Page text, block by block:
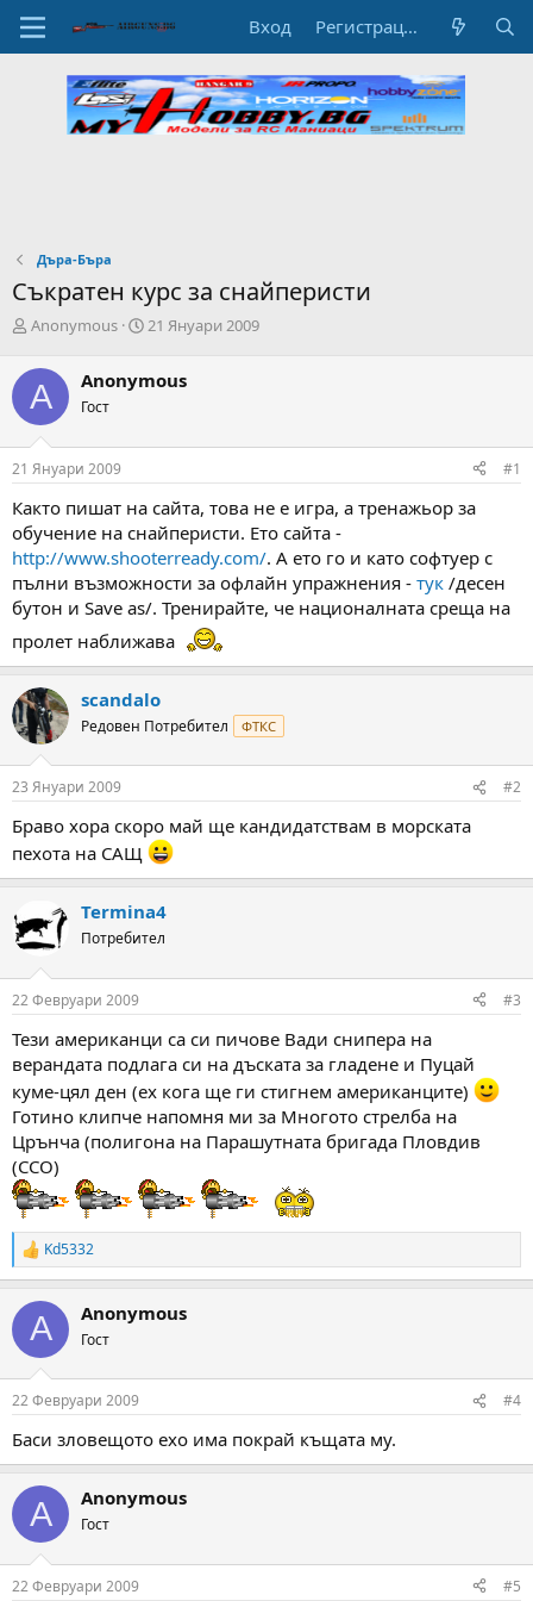
Вход Регистрация
Дъра-Бъра
Съкратен курс за снайперисти
А
т
о
р
н
а
т
м
а
т
а
Anonymous
Н
а
а
т
а
21 Януари 2009
A Anonymous
Гост
21 Януари 2009 #1
Както пишат на сайта, това не е игра, а тренажьор за
обучение на снайперисти. Ето сайта -
http://www.shooterready.com/. А ето го и като софтуер с
пълни възможности за офлайн упражнения - тук /десен
бутон и Save as/. Тренирайте, че националната среща на
пролет наближава
scandalo
Редовен Потребител ФТКС
23 Януари 2009 #2
Браво хора скоро май ще кандидатствам в морската
пехота на САЩ
Termina4
Потребител
22 Февруари 2009 #3
Тези американци са си пичове Вади снипера на
верандата подлага си на дъската за гладене и Пуцай
куме-цял ден (ех кога ще ги стигнем американците)
Готино клипче напомня ми за Мнoгoто стрелба на
Црънча (полигона на Парашутната бригада Пловдив
(СCО)
R
e
c
i
s
Kd5332
A Anonymous
Гост
22 Февруари 2009 #4
Баси зловещото ехо има покрай къщата му.
A Anonymous
Гост
22 Февруари 2009 #5